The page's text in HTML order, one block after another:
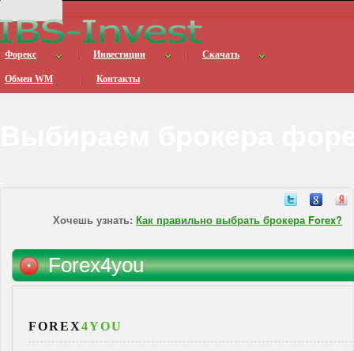
Форекс Инвестиции Скачать
Обмен WM Контакты
Хочешь узнать: Как правильно выбрать брокера Forex?
Forex4you
FOREX4YOU